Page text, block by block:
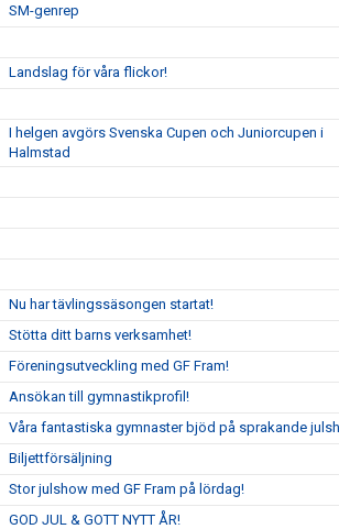
SM-genrep
Landslag för våra flickor!
I helgen avgörs Svenska Cupen och Juniorcupen i
Halmstad
Nu har tävlingssäsongen startat!
Stötta ditt barns verksamhet!
Föreningsutveckling med GF Fram!
Ansökan till gymnastikprofil!
Våra fantastiska gymnaster bjöd på sprakande
Biljettförsäljning
Stor julshow med GF Fram på lördag!
GOD JUL & GOTT NYTT ÅR!